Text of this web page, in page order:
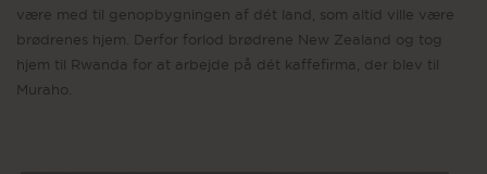
være med til genopbygningen af dét land, som altid ville være
brødrenes hjem. Derfor forlod brødrene New Zealand og tog
hjem til Rwanda for at arbejde på dét kaffefirma, der blev til
Muraho.